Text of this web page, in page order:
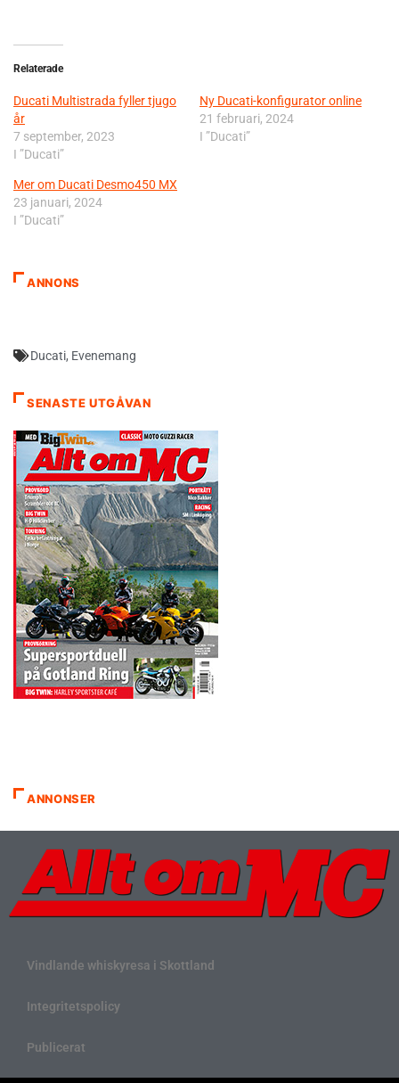
Relaterade
Ducati Multistrada fyller tjugo
år
7 september, 2023
I ”Ducati”
Ny Ducati-konfigurator online
21 februari, 2024
I ”Ducati”
Mer om Ducati Desmo450 MX
23 januari, 2024
I ”Ducati”
ANNONS
Ducati, Evenemang
SENASTE UTGÅVAN
ANNONSER
Vindlande whiskyresa i Skottland
Integritetspolicy
Publicerat